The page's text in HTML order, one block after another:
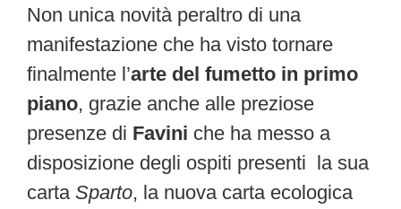
Non unica novità peraltro di una
manifestazione che ha visto tornare
finalmente l’arte del fumetto in primo
piano, grazie anche alle preziose
presenze di Favini che ha messo a
disposizione degli ospiti presenti la sua
carta Sparto, la nuova carta ecologica